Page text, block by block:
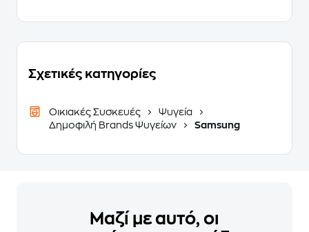
Σχετικές κατηγορίες
Οικιακές Συσκευές
Ψυγεία
Δημοφιλή Brands Ψυγείων
Samsung
Μαζί με αυτό, οι